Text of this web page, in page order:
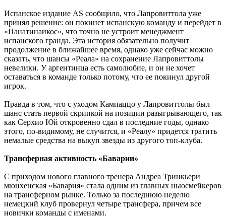
Испанское издание AS сообщило, что Лапровиттола уже
принял решение: он покинет испанскую команду и перейдет в
«Панатинаикос», что точно не устроит менеджмент
испанского гранда. Эта история обязательно получит
продолжение в ближайшее время, однако уже сейчас можно
сказать, что шансы «Реала» на сохранение Лапровиттолы
невелики. У аргентинца есть самолюбие, и он не хочет
оставаться в команде только потому, что ее покинул другой
игрок.
Правда в том, что с уходом Кампаццо у Лапровиттолы был
шанс стать первой скрипкой на позиции разыгрывающего, так
как Серхио Юй откровенно сдал в последние годы, однако
этого, по-видимому, не случится, и «Реалу» придется тратить
немалые средства на выкуп звезды из другого топ-клуба.
Трансферная активность «Баварии»
С приходом нового главного тренера Андреа Тринкьери
мюнхенская «Бавария» стала одним из главных ньюсмейкеров
на трансферном рынке. Только за последнюю неделю
немецкий клуб провернул четыре трансфера, причем все
новички команды с именами.